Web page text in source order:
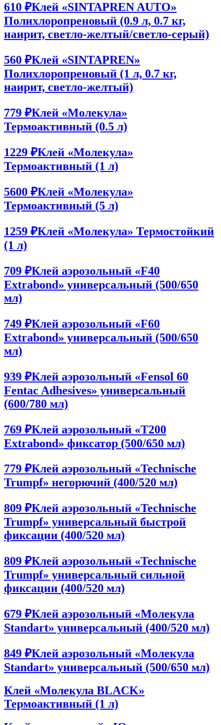
610 ₽Клей «SINTAPREN AUTO»
Полихлоропреновый (0.9 л, 0.7 кг,
наирит, светло-желтый/светло-серый)
560 ₽Клей «SINTAPREN»
Полихлоропреновый (1 л, 0.7 кг,
наирит, светло-желтый)
779 ₽Клей «Молекула»
Термоактивный (0.5 л)
1229 ₽Клей «Молекула»
Термоактивный (1 л)
5600 ₽Клей «Молекула»
Термоактивный (5 л)
1259 ₽Клей «Молекула» Термостойкий
(1 л)
709 ₽Клей аэрозольный «F40
Extrabond» универсальный (500/650
мл)
749 ₽Клей аэрозольный «F60
Extrabond» универсальный (500/650
мл)
939 ₽Клей аэрозольный «Fensol 60
Fentac Adhesives» универсальный
(600/780 мл)
769 ₽Клей аэрозольный «T200
Extrabond» фиксатор (500/650 мл)
779 ₽Клей аэрозольный «Technische
Trumpf» негорючий (400/520 мл)
809 ₽Клей аэрозольный «Technische
Trumpf» универсальный быстрой
фиксации (400/520 мл)
809 ₽Клей аэрозольный «Technische
Trumpf» универсальный сильной
фиксации (400/520 мл)
679 ₽Клей аэрозольный «Молекула
Standart» универсальный (400/520 мл)
849 ₽Клей аэрозольный «Молекула
Standart» универсальный (500/650 мл)
Клей «Молекула BLACK»
Термоактивный (1 л)